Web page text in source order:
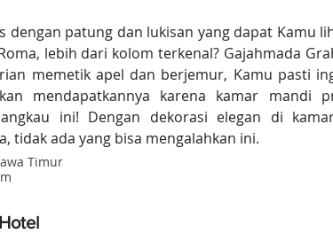
dengan patung dan lukisan yang dapat Kamu
lebih dari kolom terkenal? Gajahmada
memetik apel dan berjemur, Kamu pasti
mendapatkannya karena kamar mandi
ini! Dengan dekorasi elegan di
tidak ada yang bisa mengalahkan ini.
Timur